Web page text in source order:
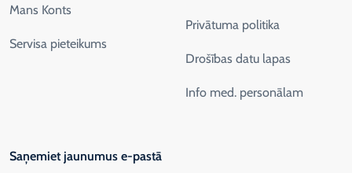
Mans Konts
Servisa pieteikums
Privātuma politika
Drošības datu lapas
Info med. personālam
Saņemiet jaunumus e-pastā